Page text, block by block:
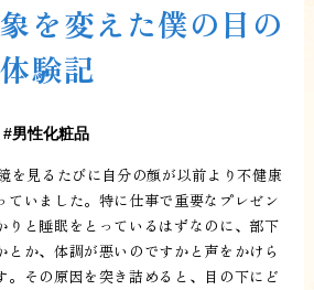
を変えた僕の目の
験記
男性化粧品
を見るたびに自分の顔が以前より不健康
ていました。特に仕事で重要なプレゼン
りと睡眠をとっているはずなのに、部下
とか、体調が悪いのですかと声をかけら
。その原因を突き詰めると、目の下にど